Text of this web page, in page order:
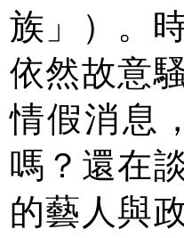
族」）。
依然故意
情假消息
嗎？還在
的藝人與